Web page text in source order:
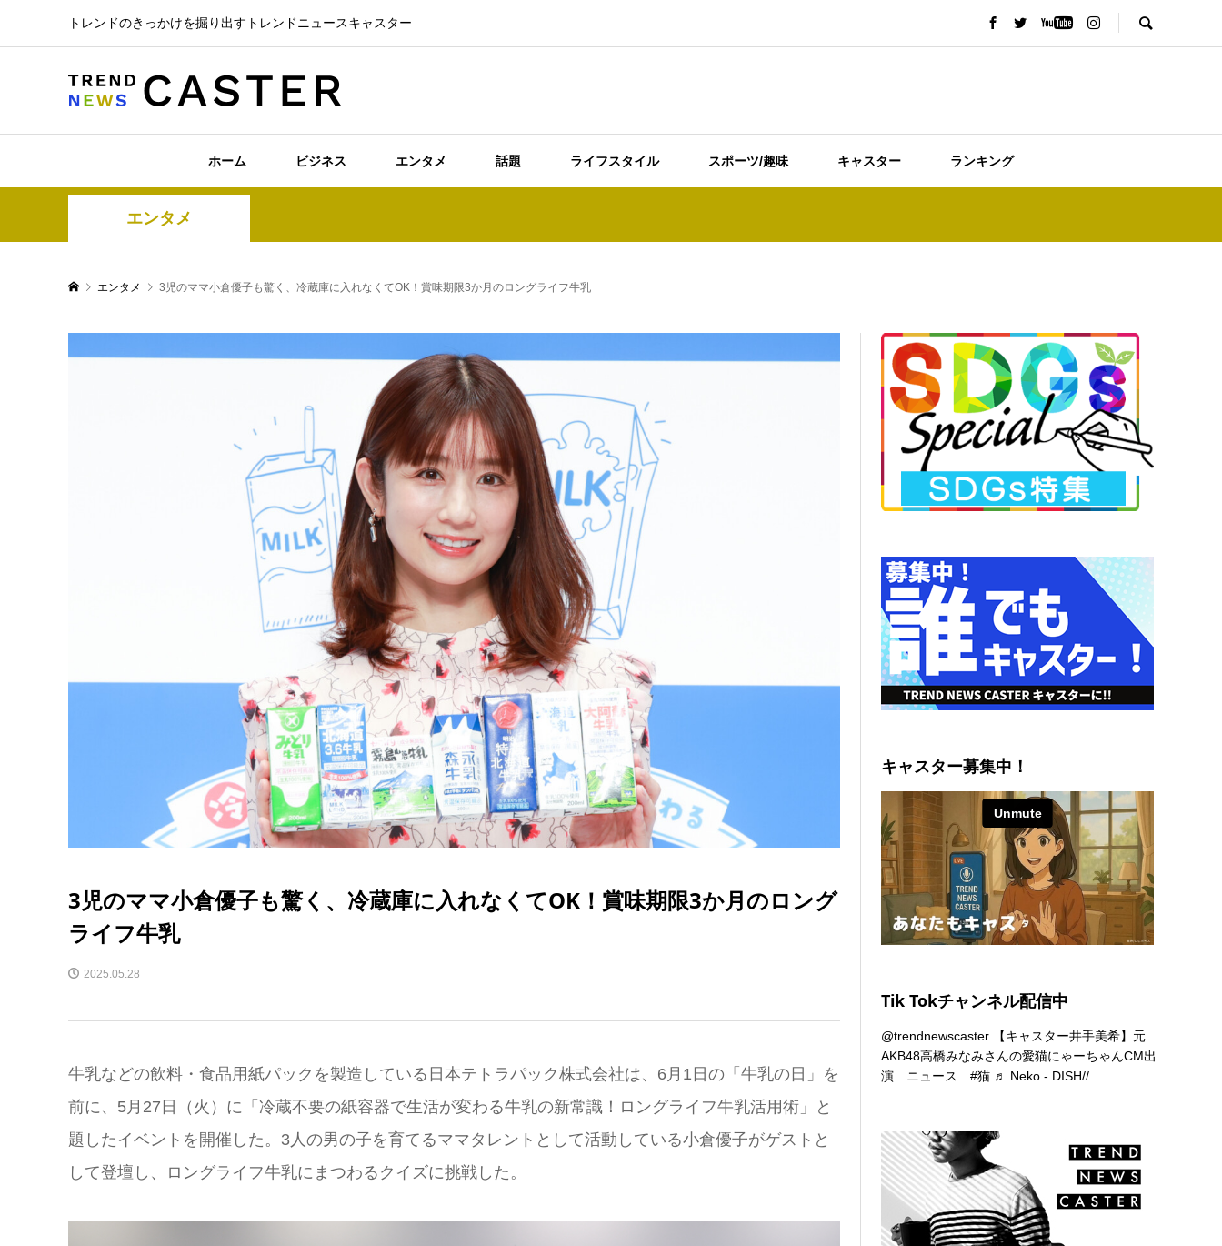
トレンドのきっかけを掘り出すトレンドニュースキャスター
ホーム ビジネス エンタメ 話題 ライフスタイル スポーツ/趣味 キャスター ランキング
エンタメ
エンタメ 3児のママ小倉優子も驚く、冷蔵庫に入れなくてOK！賞味期限3か月のロングライフ牛乳
3児のママ小倉優子も驚く、冷蔵庫に入れなくてOK！賞味期限3か月のロング
ライフ牛乳
2025.05.28
牛乳などの飲料・食品用紙パックを製造している日本テトラパック株式会社は、6月1日の「牛乳の日」を
前に、5月27日（火）に「冷蔵不要の紙容器で生活が変わる牛乳の新常識！ロングライフ牛乳活用術」と
題したイベントを開催した。3人の男の子を育てるママタレントとして活動している小倉優子がゲストと
して登壇し、ロングライフ牛乳にまつわるクイズに挑戦した。
キャスター募集中！
Tik Tokチャンネル配信中
@trendnewscaster 【キャスター井手美希】元
AKB48高橋みなみさんの愛猫にゃーちゃんCM出
演 ニュース#猫 ♬ Neko - DISH//